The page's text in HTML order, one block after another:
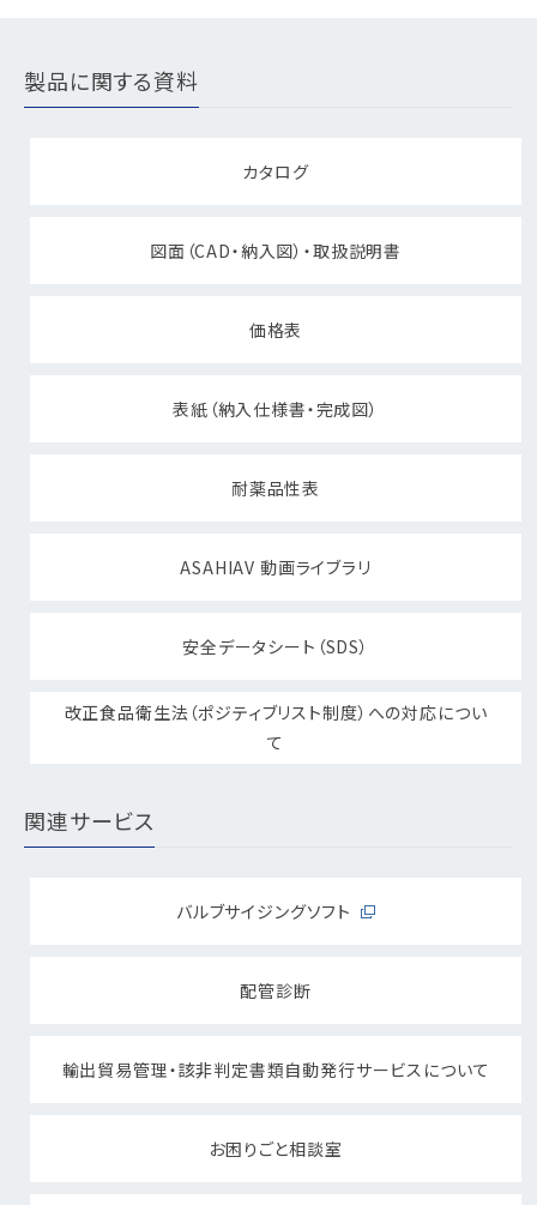
製品に関する資料
カタログ
図面（CAD・納入図）・取扱説明書
価格表
表紙（納入仕様書・完成図）
耐薬品性表
ASAHIAV 動画ライブラリ
安全データシート（SDS）
改正食品衛生法（ポジティブリスト制度）への対応につい
て
関連サービス
バルブサイジングソフト
配管診断
輸出貿易管理・該非判定書類自動発行サービスについて
お困りごと相談室